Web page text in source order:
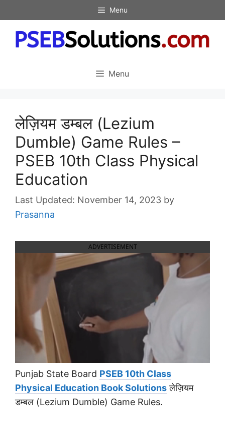
to
content
Menu
Menu
लेज़ियम डम्बल (Lezium
Dumble) Game Rules –
PSEB 10th Class Physical
Education
November 14, 2023 by
Prasanna
ADVERTISEMENT
Punjab State Board PSEB 10th Class
Physical Education Book Solutionsलेज़ियम
डम्बल (Lezium Dumble) Game Rules.